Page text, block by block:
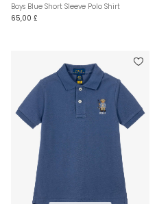
Boys Blue Short Sleeve Polo Shirt
65,00 £